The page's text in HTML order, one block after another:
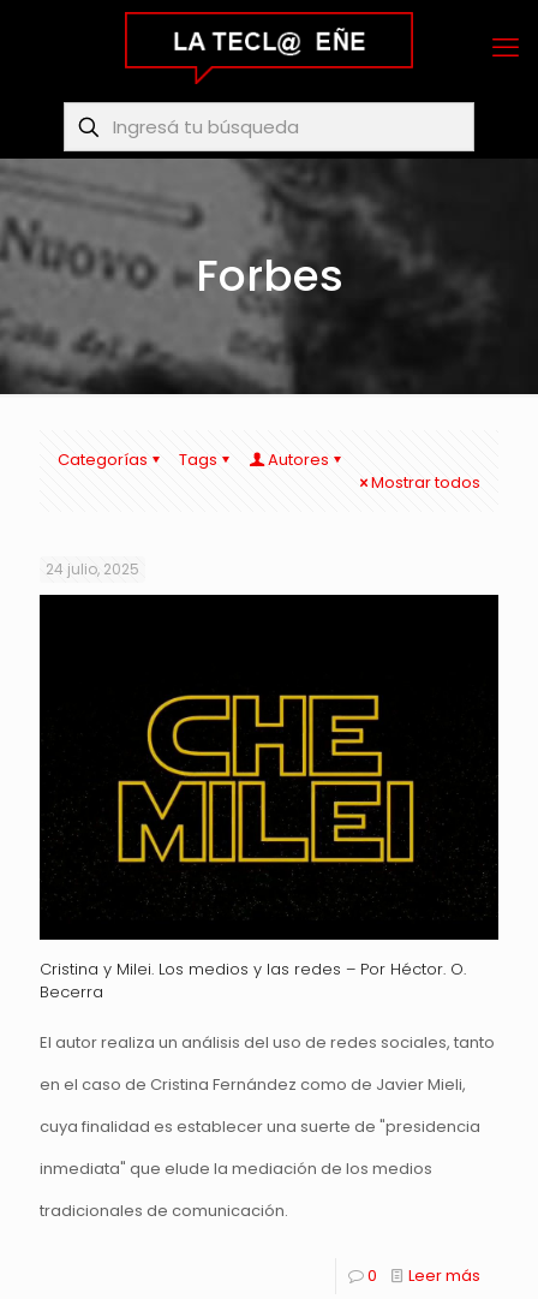
Forbes
Categorías Tags
Autores
Mostrar todos
24 julio, 2025
Cristina y Milei. Los medios y las redes – Por Héctor. O.
Becerra
El autor realiza un análisis del uso de redes sociales, tanto
en el caso de Cristina Fernández como de Javier Mieli,
cuya finalidad es establecer una suerte de "presidencia
inmediata" que elude la mediación de los medios
tradicionales de comunicación.
0 Leer más